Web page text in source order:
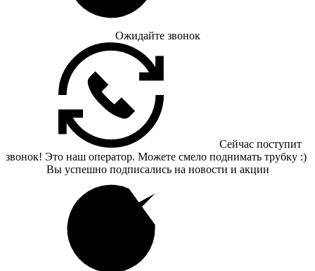
Ожидайте звонок
Сейчас поступит
звонок! Это наш оператор. Можете смело поднимать трубку :)
Вы успешно подписались на новости и акции